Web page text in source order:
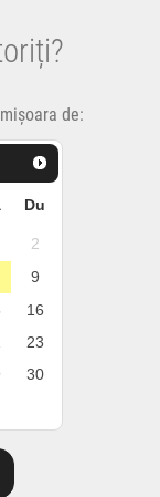
de:
Du
2
9
16
23
30